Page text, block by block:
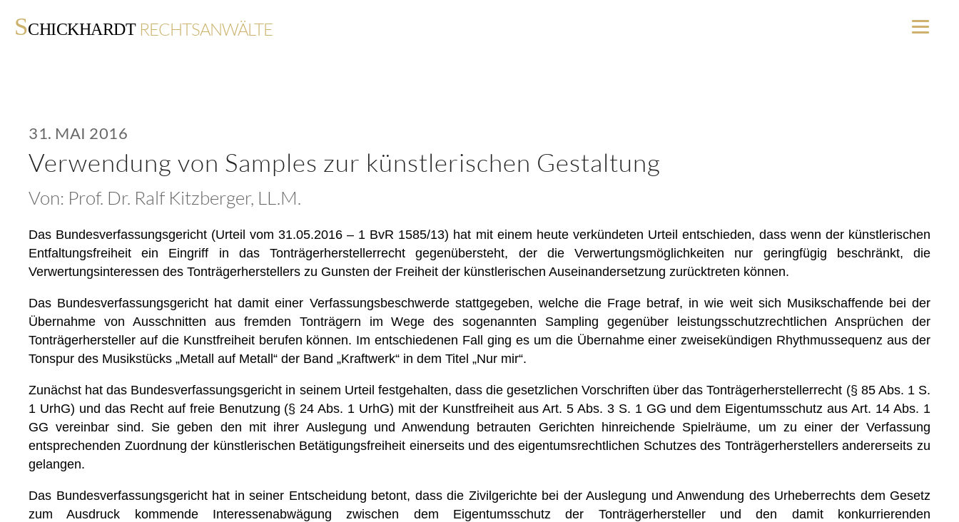
SCHICKHARDT RECHTSANWÄLTE
31. MAI 2016
Verwendung von Samples zur künstlerischen Gestaltung
Von: Prof. Dr. Ralf Kitzberger, LL.M.
Das Bundesverfassungsgericht (Urteil vom 31.05.2016 – 1 BvR 1585/13) hat mit einem heute verkündeten Urteil entschieden, dass wenn der künstlerischen
Entfaltungsfreiheit ein Eingriff in das Tonträgerherstellerrecht gegenübersteht, der die Verwertungsmöglichkeiten nur geringfügig beschränkt, die
Verwertungsinteressen des Tonträgerherstellers zu Gunsten der Freiheit der künstlerischen Auseinandersetzung zurücktreten können.
Das Bundesverfassungsgericht hat damit einer Verfassungsbeschwerde stattgegeben, welche die Frage betraf, in wie weit sich Musikschaffende bei der
Übernahme von Ausschnitten aus fremden Tonträgern im Wege des sogenannten Sampling gegenüber leistungsschutzrechtlichen Ansprüchen der
Tonträgerhersteller auf die Kunstfreiheit berufen können. Im entschiedenen Fall ging es um die Übernahme einer zweisekündigen Rhythmussequenz aus der
Tonspur des Musikstücks „Metall auf Metall“ der Band „Kraftwerk“ in dem Titel „Nur mir“.
Zunächst hat das Bundesverfassungsgericht in seinem Urteil festgehalten, dass die gesetzlichen Vorschriften über das Tonträgerherstellerrecht (§ 85 Abs. 1 S.
1 UrhG) und das Recht auf freie Benutzung (§ 24 Abs. 1 UrhG) mit der Kunstfreiheit aus Art. 5 Abs. 3 S. 1 GG und dem Eigentumsschutz aus Art. 14 Abs. 1
GG vereinbar sind. Sie geben den mit ihrer Auslegung und Anwendung betrauten Gerichten hinreichende Spielräume, um zu einer der Verfassung
entsprechenden Zuordnung der künstlerischen Betätigungsfreiheit einerseits und des eigentumsrechtlichen Schutzes des Tonträgerherstellers andererseits zu
gelangen.
Das Bundesverfassungsgericht hat in seiner Entscheidung betont, dass die Zivilgerichte bei der Auslegung und Anwendung des Urheberrechts dem Gesetz
zum Ausdruck kommende Interessenabwägung zwischen dem Eigentumsschutz der Tonträgerhersteller und den damit konkurrierenden